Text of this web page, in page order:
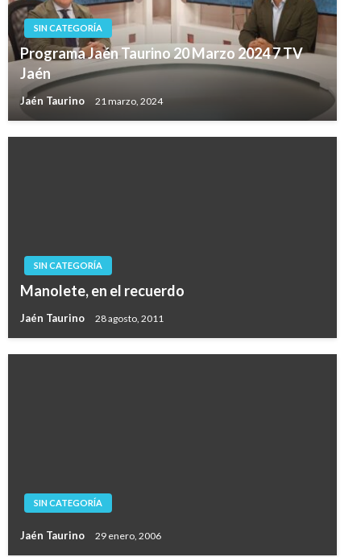
SIN CATEGORÍA
Programa Jaén Taurino 20 Marzo 2024 7 TV
Jaén
Jaén Taurino 21 marzo, 2024
SIN CATEGORÍA
Manolete, en el recuerdo
Jaén Taurino 28 agosto, 2011
SIN CATEGORÍA
Jaén Taurino 29 enero, 2006